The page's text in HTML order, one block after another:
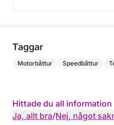
Taggar
Motorbåttur Speedbåttur
Hittade du all
Ja, allt bra/Nej, något